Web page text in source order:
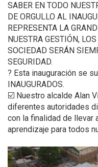
SABER EN TODO
DE ORGULLO AL
REPRESENTA LA
NUESTRA GESTIÓN,
SOCIEDAD SERÁN
SEGURIDAD.
? Esta inauguración se
INAUGURADOS.
☑️ Nuestro alcalde Alan
diferentes autoridades
con la finalidad de llevar
aprendizaje para todos